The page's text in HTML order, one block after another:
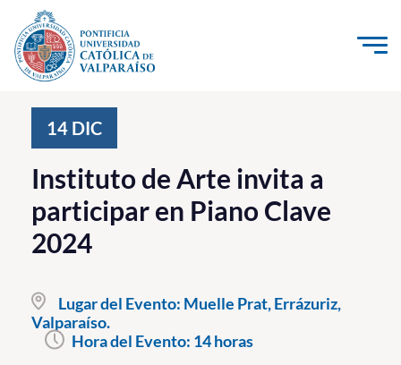
Click acá para ir directamente al contenido
Investigación, Creación e Innovación
PUCV Internacional
Vinculación con el Medio
Pregrado
Postgrado
14 DIC
Instituto de Arte invita a
participar en Piano Clave
2024
Lugar del Evento: Muelle Prat, Errázuriz,
Valparaíso.
Hora del Evento: 14 horas